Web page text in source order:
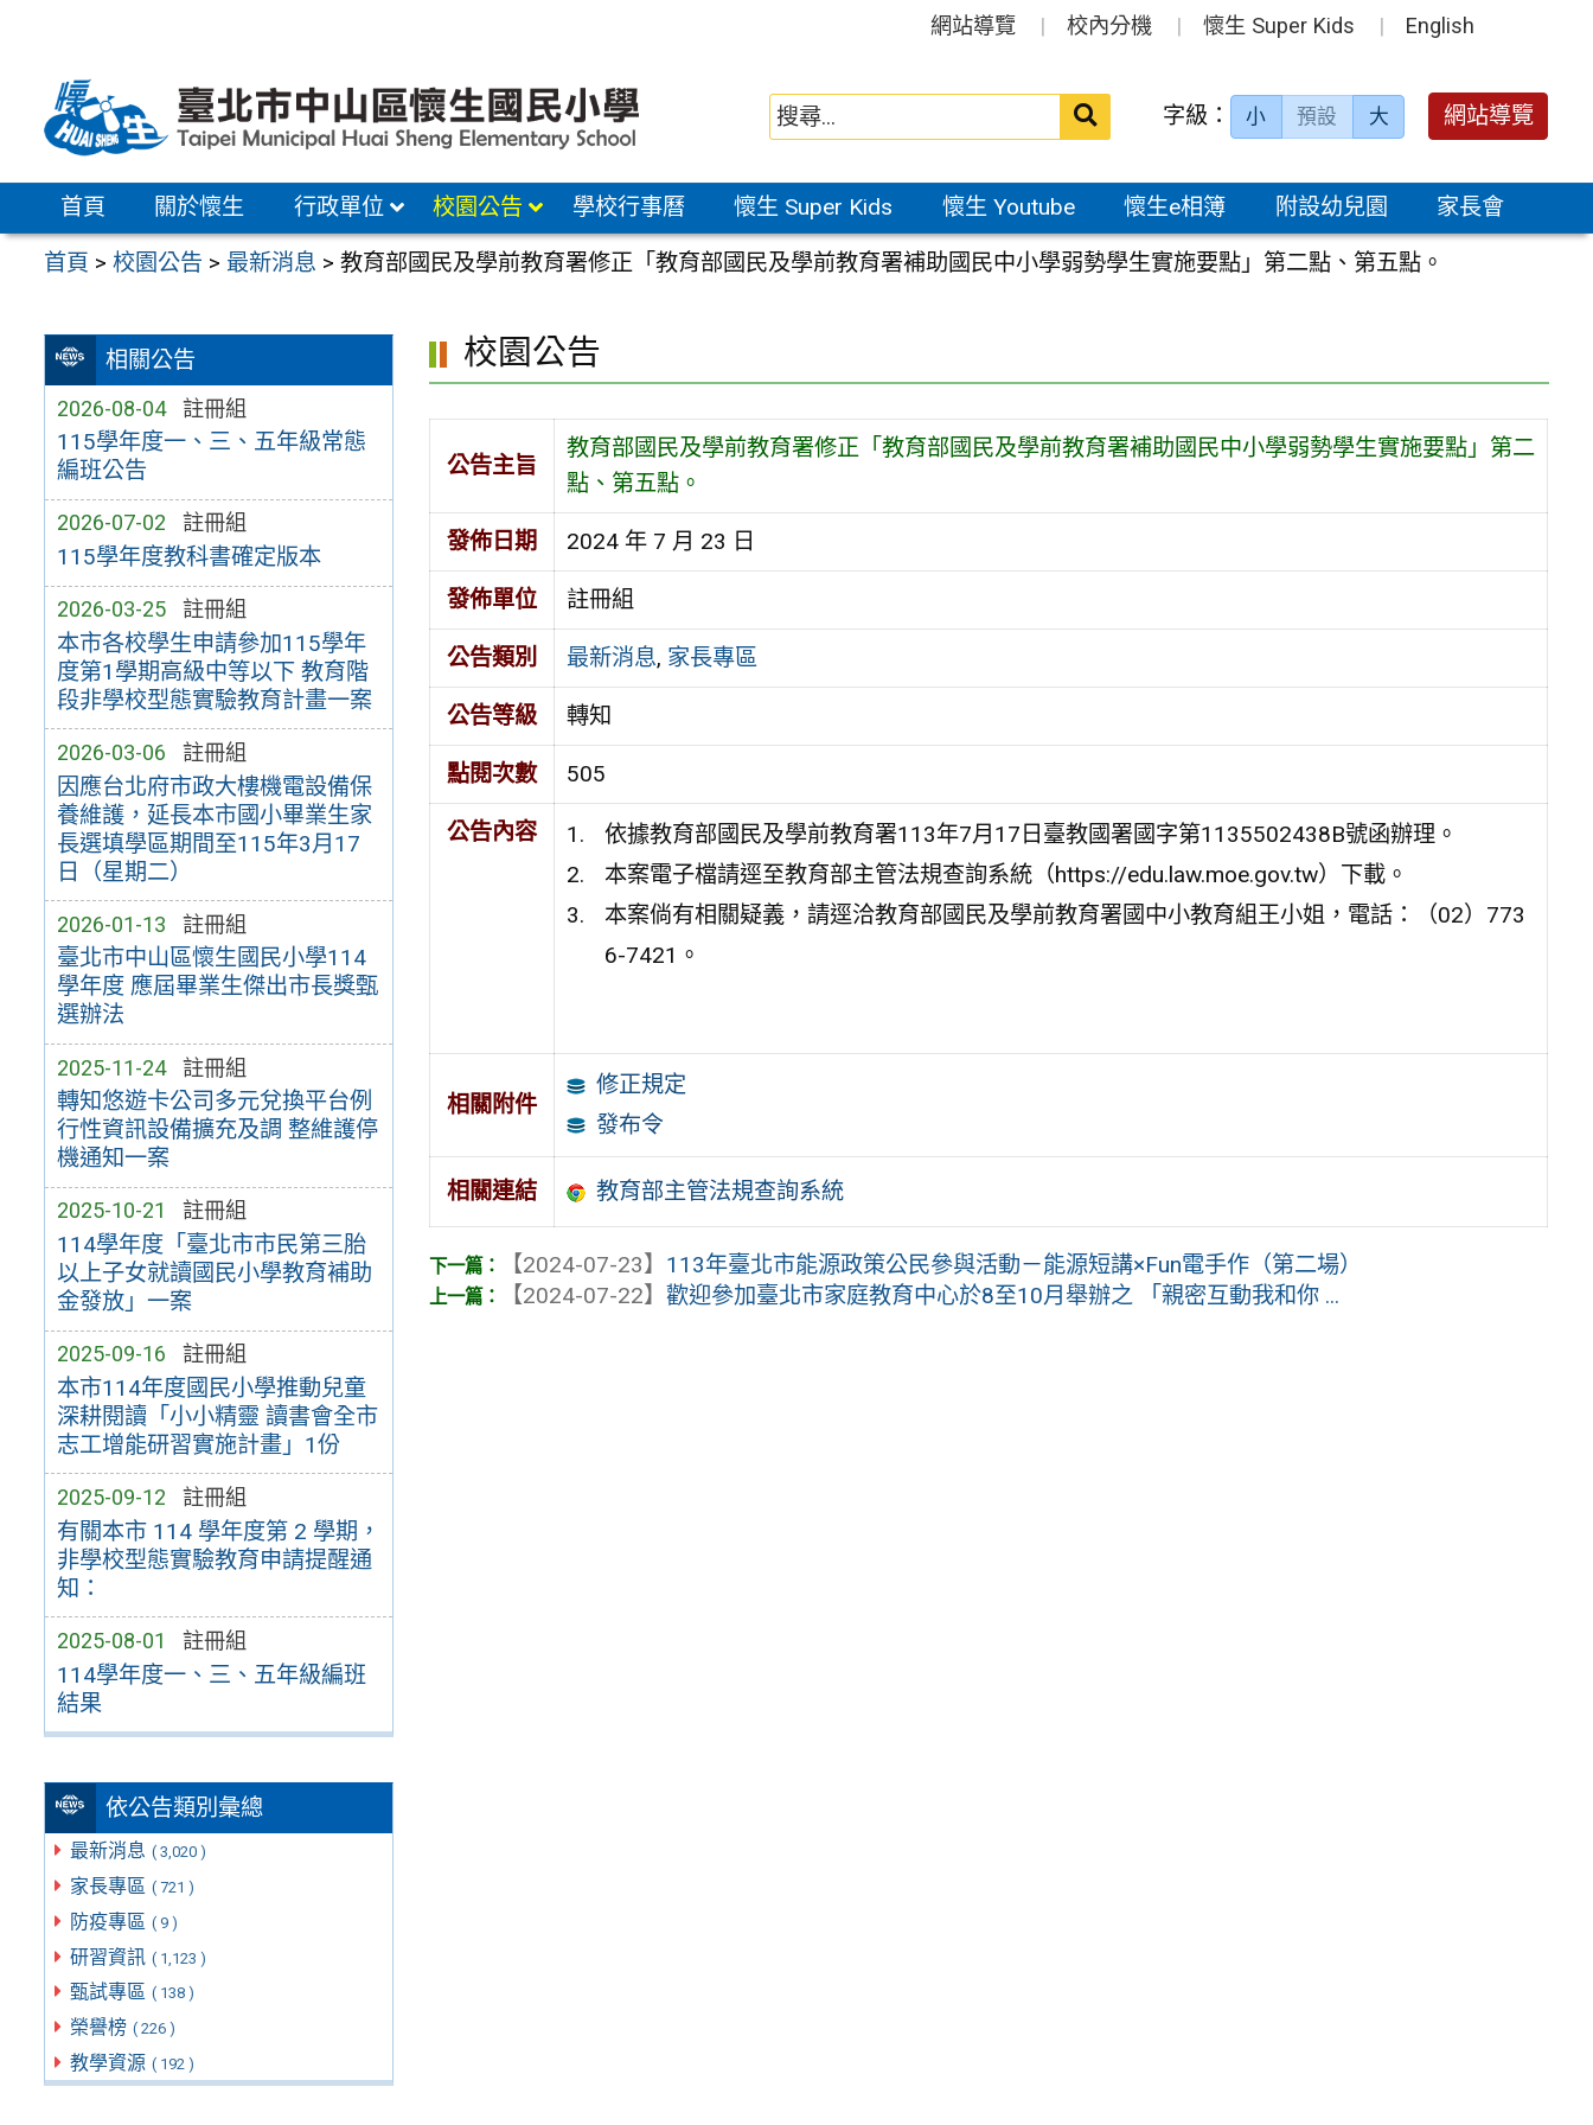
區
網站導覽 校內分機 懷生 Super Kids English
送出 字級： 小 預設 大 網站導覽
首頁 關於懷生 行政單位 校園公告 學校行事曆 懷生 Super Kids 懷生 Youtube 懷生e相簿 附設幼兒園 家長會
首頁 >校園公告 > 最新消息 >教育部國民及學前教育署修正「教育部國民及學前教育署補助國民中小學弱勢學生實施要點」第二點、第五點。
相關公告
2026-08-04 註冊組
115學年度一、三、五年級常態
編班公告
2026-07-02 註冊組
115學年度教科書確定版本
2026-03-25 註冊組
本市各校學生申請參加115學年
度第1學期高級中等以下 教育階
段非學校型態實驗教育計畫一案
2026-03-06 註冊組
因應台北府市政大樓機電設備保
養維護，延長本市國小畢業生家
長選填學區期間至115年3月17
日（星期二）
2026-01-13 註冊組
臺北市中山區懷生國民小學114
學年度 應屆畢業生傑出市長獎甄
選辦法
2025-11-24 註冊組
轉知悠遊卡公司多元兌換平台例
行性資訊設備擴充及調 整維護停
機通知一案
2025-10-21 註冊組
114學年度「臺北市市民第三胎
以上子女就讀國民小學教育補助
金發放」一案
2025-09-16 註冊組
本市114年度國民小學推動兒童
深耕閱讀「小小精靈 讀書會全市
志工增能研習實施計畫」1份
2025-09-12 註冊組
有關本市 114 學年度第 2 學期，
非學校型態實驗教育申請提醒通
知：
2025-08-01 註冊組
114學年度一、三、五年級編班
結果
依公告類別彙總
最新消息 ( 3,020 )
家長專區 ( 721 )
防疫專區 ( 9 )
研習資訊 ( 1,123 )
甄試專區 ( 138 )
榮譽榜 ( 226 )
教學資源 ( 192 )
校園公告
公告主旨
教育部國民及學前教育署修正「教育部國民及學前教育署補助國民中小學弱勢學生實施要點」第二
點、第五點。
發佈日期 2024 年 7 月 23 日
發佈單位 註冊組
公告類別 最新消息, 家長專區
公告等級 轉知
點閱次數 505
公告內容
依據教育部國民及學前教育署113年7月17日臺教國署國字第1135502438B號函辦理。
本案電子檔請逕至教育部主管法規查詢系統（https://edu.law.moe.gov.tw）下載。
本案倘有相關疑義，請逕洽教育部國民及學前教育署國中小教育組王小姐，電話：（02）773
6-7421。
相關附件
修正規定
發布令
相關連結 教育部主管法規查詢系統
【2024-07-23】 113年臺北市能源政策公民參與活動－能源短講×Fun電手作（第二場）
【2024-07-22】歡迎參加臺北市家庭教育中心於8至10月舉辦之 「親密互動我和你 ...